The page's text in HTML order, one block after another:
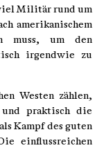
Militär rund um
amerikanischem
muss, um den
irgendwie zu
Westen zählen,
praktisch die
Kampf des guten
einflussreichen